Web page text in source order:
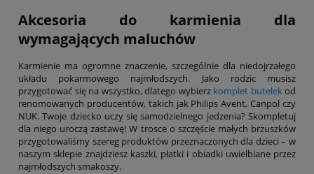
Akcesoria do karmienia dla
wymagających maluchów
Karmienie ma ogromne znaczenie, szczególnie dla niedojrzałego
układu pokarmowego najmłodszych. Jako rodzic musisz
przygotować się na wszystko, dlatego wybierz komplet butelekod
renomowanych producentów, takich jak Philips Avent, Canpol czy
NUK. Twoje dziecko uczy się samodzielnego jedzenia? Skompletuj
dla niego uroczą zastawę! W trosce o szczęście małych brzuszków
przygotowaliśmy szereg produktów przeznaczonych dla dzieci – w
naszym sklepie znajdziesz kaszki, płatki i obiadki uwielbiane przez
najmłodszych smakoszy.